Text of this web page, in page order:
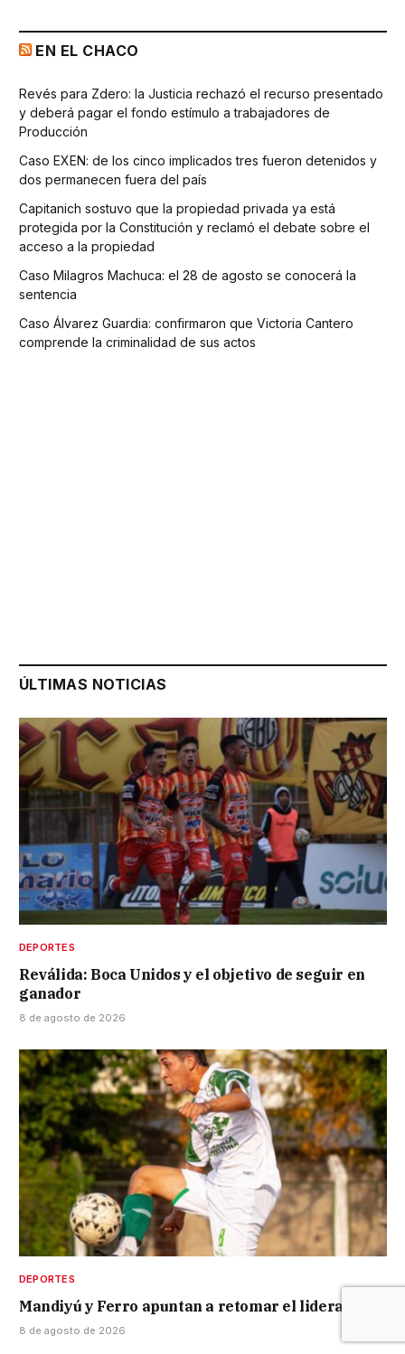
EN EL CHACO
Revés para Zdero: la Justicia rechazó el recurso presentado
y deberá pagar el fondo estímulo a trabajadores de
Producción
Caso EXEN: de los cinco implicados tres fueron detenidos y
dos permanecen fuera del país
Capitanich sostuvo que la propiedad privada ya está
protegida por la Constitución y reclamó el debate sobre el
acceso a la propiedad
Caso Milagros Machuca: el 28 de agosto se conocerá la
sentencia
Caso Álvarez Guardia: confirmaron que Victoria Cantero
comprende la criminalidad de sus actos
ÚLTIMAS NOTICIAS
DEPORTES
Reválida: Boca Unidos y el objetivo de seguir en
ganador
8 de agosto de 2026
DEPORTES
Mandiyú y Ferro apuntan a retomar el liderazgo
8 de agosto de 2026